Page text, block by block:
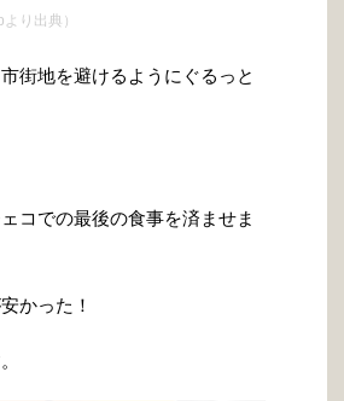
り出典）
街地を避けるようにぐるっと
コでの最後の食事を済ませま
かった！